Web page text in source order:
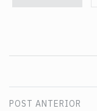
POST ANTERIOR